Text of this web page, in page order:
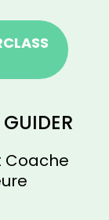
Coache